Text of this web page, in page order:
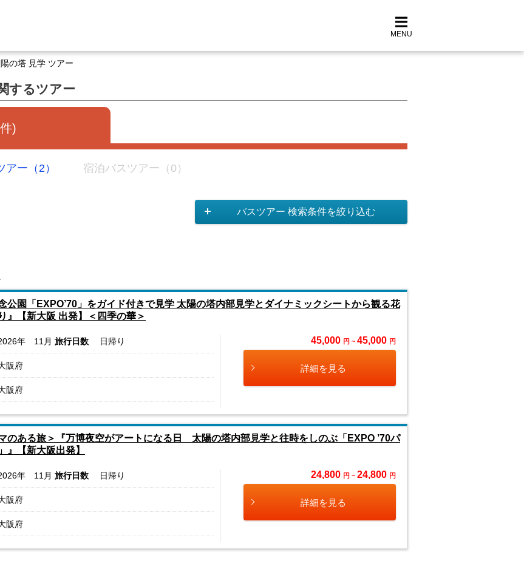
MENU
の塔 見学 ツアー
するツアー
)
アー（2） 宿泊バスツアー（0）
バスツアー 検索条件を絞り込む
公園「EXPO’70」をガイド付きで見学 太陽の塔内部見学とダイナミックシートから観る花
【新大阪 出発】＜四季の華＞
年 11月 旅行日数 日帰り
阪府
阪府
45,000 円 ~ 45,000 円
詳細を見る
マのある旅＞『万博夜空がアートになる日 太陽の塔内部見学と往時をしのぶ「EXPO ’70パ
』【新大阪出発】
年 11月 旅行日数 日帰り
阪府
阪府
24,800 円 ~ 24,800 円
詳細を見る